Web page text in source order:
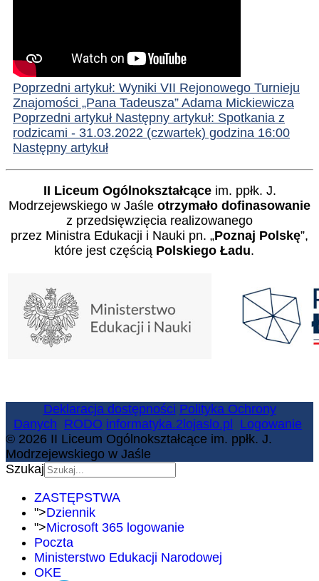
Poprzedni artykuł: Wyniki VII Rejonowego Turnieju
Znajomości „Pana Tadeusza” Adama Mickiewicza
Poprzedni artykuł Następny artykuł: Spotkania z
rodzicami - 31.03.2022 (czwartek) godzina 16:00
Następny artykuł
II Liceum Ogólnokształcąceim. ppłk. J.
Modrzejewskiego w Jaśle otrzymało dofinasowanie
z przedsięwzięcia realizowanego
przez Ministra Edukacji i Nauki pn. „Poznaj Polskę”,
które jest częścią Polskiego Ładu.
Deklaracja dostępności Polityka Ochrony
Danych RODO informatyka.2lojaslo.pl
Logowanie
© 2026 II Liceum Ogólnokształcące im. ppłk. J.
Modrzejewskiego w Jaśle
Szukaj
ZASTĘPSTWA
">Dziennik
">Microsoft 365 logowanie
Poczta
Ministerstwo Edukacji Narodowej
OKE